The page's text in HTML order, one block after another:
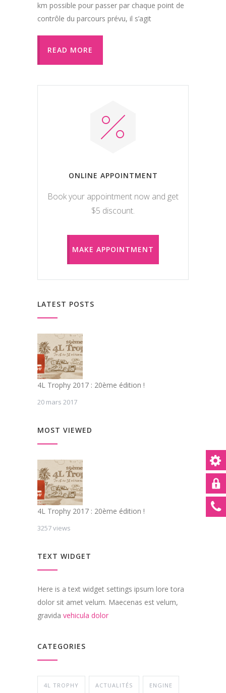
km possible pour passer par chaque point de
contrôle du parcours prévu, il s’agit
READ MORE
ONLINE APPOINTMENT
Book your appointment now and get
$5 discount.
MAKE APPOINTMENT
LATEST POSTS
4L Trophy 2017 : 20ème édition !
20 mars 2017
MOST VIEWED
4L Trophy 2017 : 20ème édition !
3257 views
TEXT WIDGET
Here is a text widget settings ipsum lore tora
dolor sit amet velum. Maecenas est velum,
gravida vehicula dolor
CATEGORIES
4L TROPHY ACTUALITÉS ENGINE